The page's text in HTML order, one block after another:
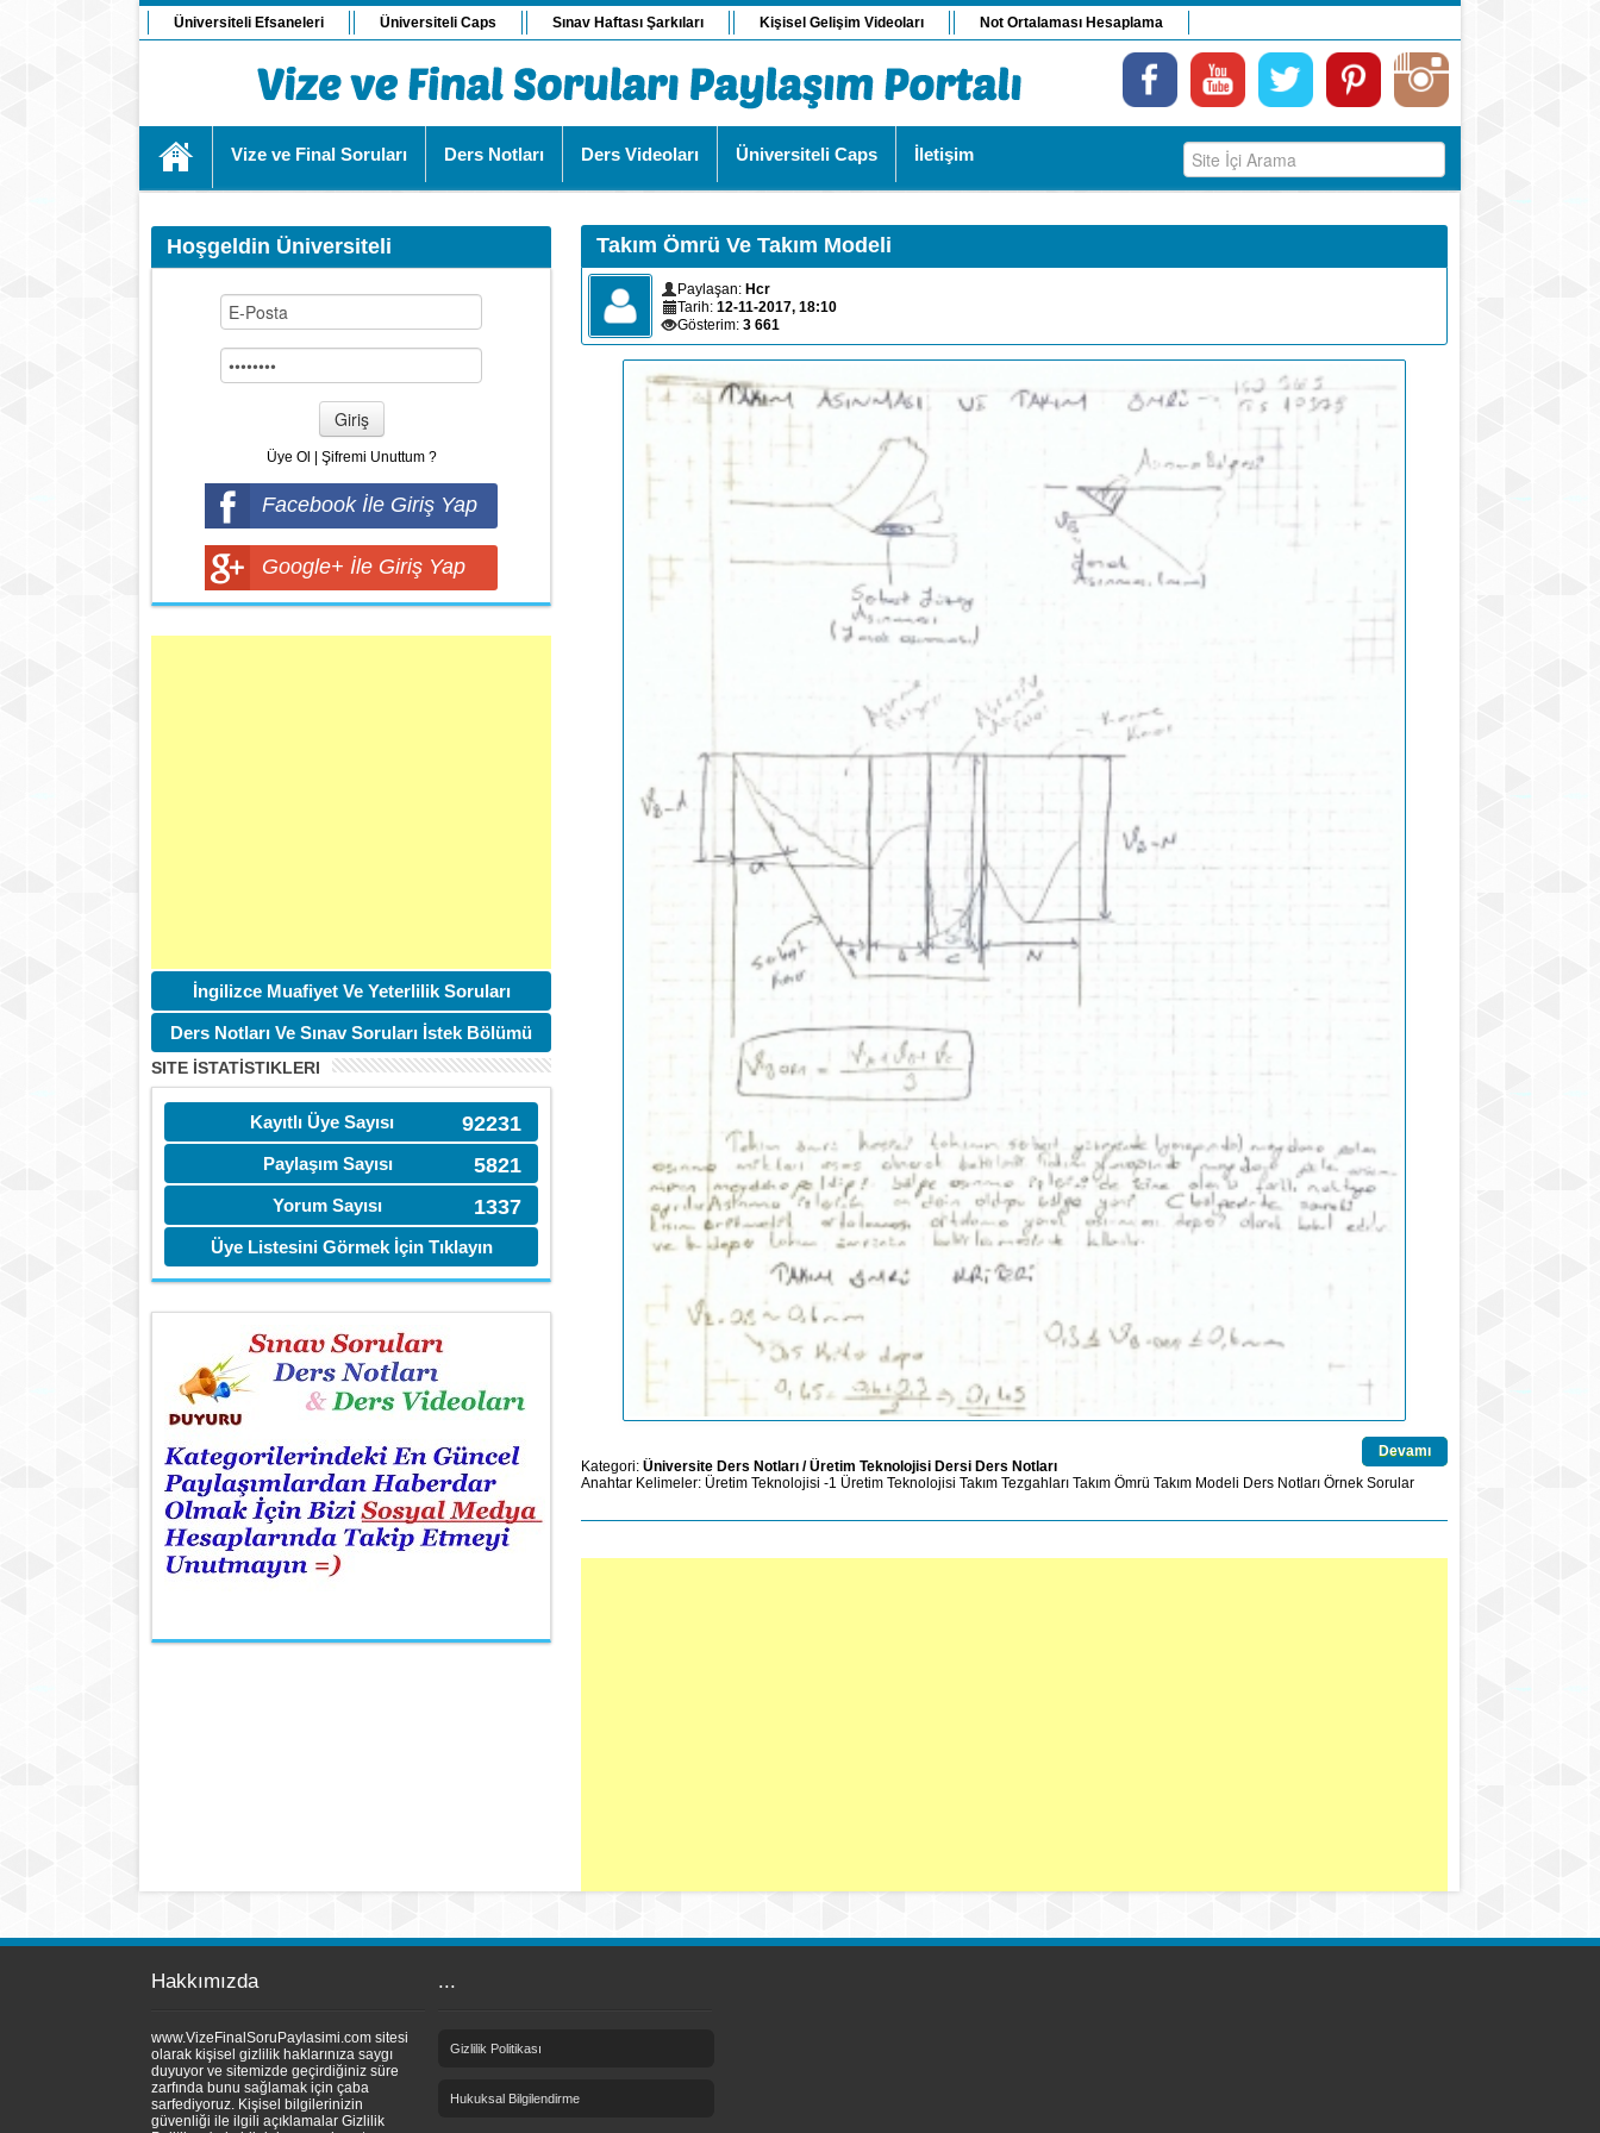
Üniversiteli Efsaneleri Üniversiteli Caps Sınav Haftası Şarkıları Kişisel Gelişim Videoları Not Ortalaması Hesaplama
Vize ve Final Soruları Ders Notları Ders Videoları Üniversiteli Caps İletişim
Hoşgeldin Üniversiteli
Giriş
Üye Ol Şifremi Unuttum ?
Facebook İle Giriş Yap
Google+ İle Giriş Yap
İngilizce Muafiyet Ve Yeterlilik Soruları
Ders Notları Ve Sınav Soruları İstek Bölümü
SITE İSTATİSTIKLERI
92231
Kayıtlı Üye Sayısı
5821
Paylaşım Sayısı
1337
Yorum Sayısı
Üye Listesini Görmek İçin Tıklayın
Takım Ömrü Ve Takım Modeli
Paylaşan: Hcr
Tarih: 12-11-2017, 18:10
Gösterim: 3 661
Devamı
Kategori: Üniversite Ders Notları /Üretim Teknolojisi Dersi Ders Notları
Anahtar Kelimeler: Üretim Teknolojisi -1 Üretim Teknolojisi Takım Tezgahları Takım Ömrü Takım Modeli Ders Notları Örnek Sorular
Hakkımızda
www.VizeFinalSoruPaylasimi.com sitesi
olarak kişisel gizlilik haklarınıza saygı
duyuyor ve sitemizde geçirdiğiniz süre
zarfında bunu sağlamak için çaba
sarfediyoruz. Kişisel bilgilerinizin
güvenliği ile ilgili açıklamalar Gizlilik
...
Gizlilik Politikası
Hukuksal Bilgilendirme